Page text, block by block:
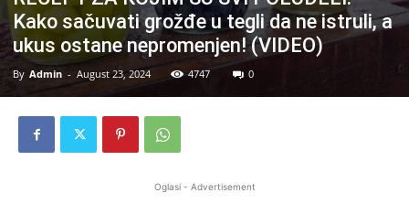
Kako sačuvati grožđe u tegli da ne istruli, a
ukus ostane nepromenjen! (VIDEO)
By Admin - August 23, 2024 4747 0
Oglasi - Advertisement